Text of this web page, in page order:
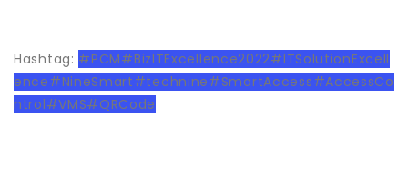
Hashtag: #PCM#BizITExcellence2022#ITSolutionExcell
ence#NineSmart#technine#SmartAccess#AccessCo
ntrol#VMS#QRCode